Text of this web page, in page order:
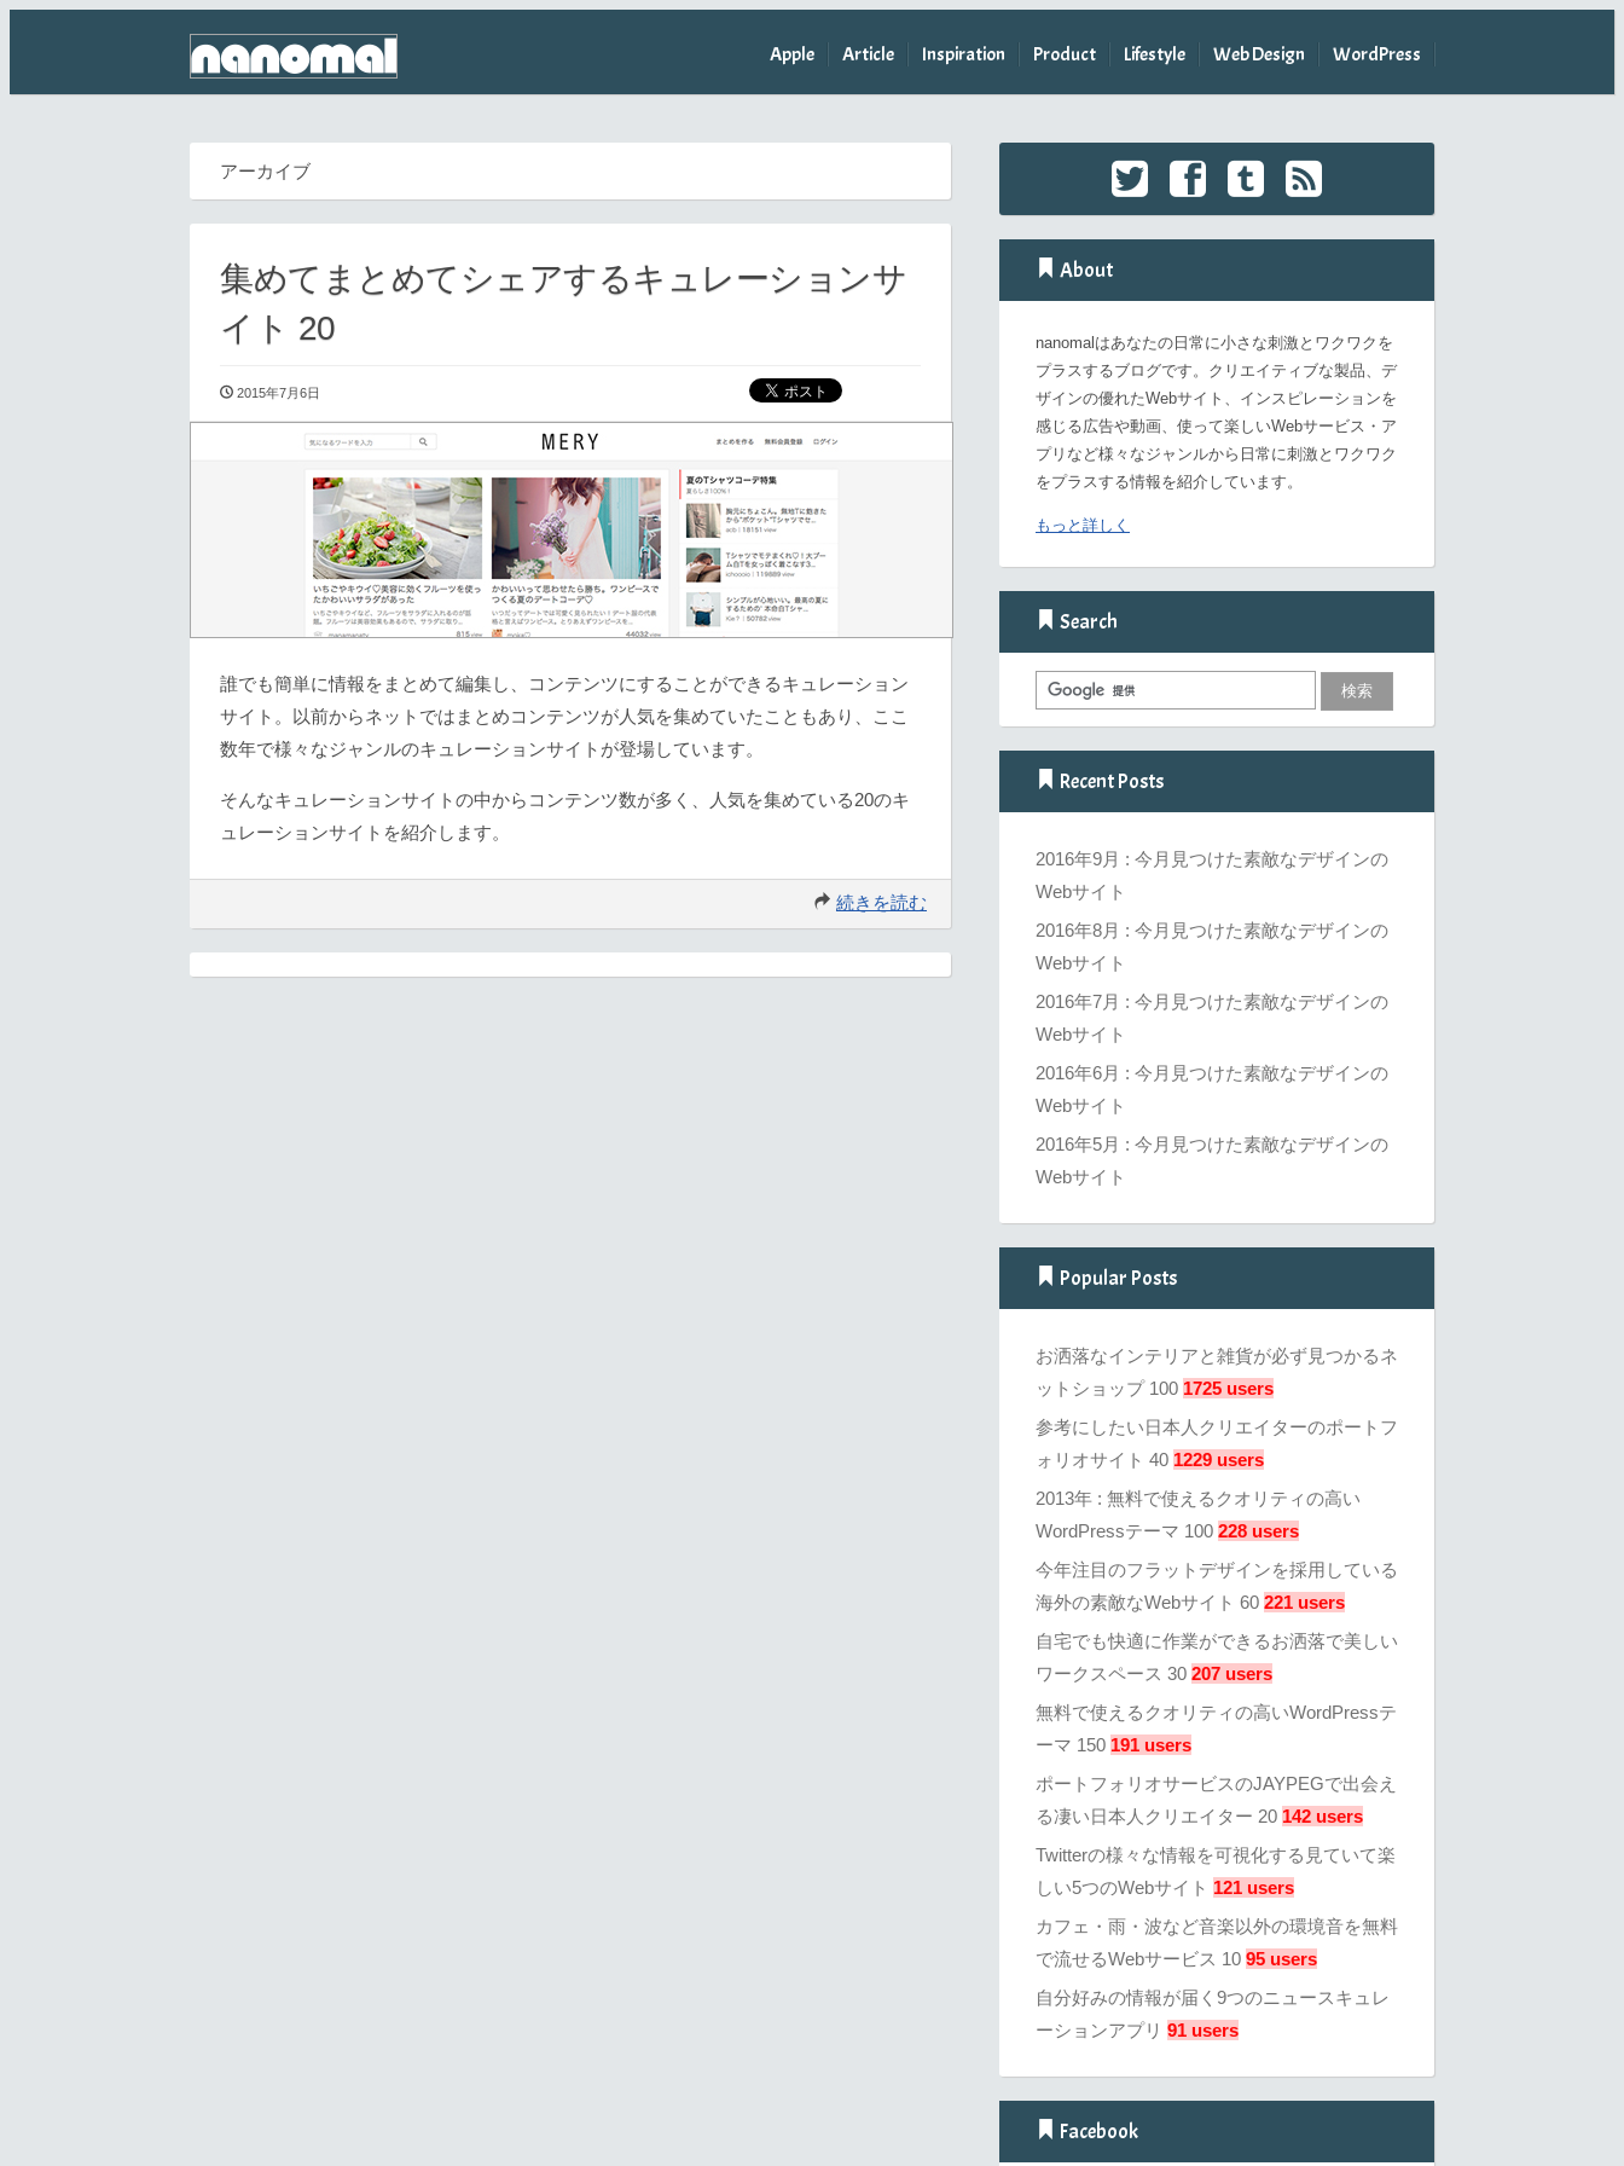
Apple Article Inspiration Product Lifestyle Web Design WordPress
アーカイブ
集めてまとめてシェアするキュレーションサ
イト 20
2015年7月6日
誰でも簡単に情報をまとめて編集し、コンテンツにすることができるキュレーション
サイト。以前からネットではまとめコンテンツが人気を集めていたこともあり、ここ
数年で様々なジャンルのキュレーションサイトが登場しています。
そんなキュレーションサイトの中からコンテンツ数が多く、人気を集めている20のキ
ュレーションサイトを紹介します。
続きを読む
About
nanomalはあなたの日常に小さな刺激とワクワクを
プラスするブログです。クリエイティブな製品、デ
ザインの優れたWebサイト、インスピレーションを
感じる広告や動画、使って楽しいWebサービス・ア
プリなど様々なジャンルから日常に刺激とワクワク
をプラスする情報を紹介しています。
もっと詳しく
Search
Recent Posts
2016年9月 : 今月見つけた素敵なデザインの
Webサイト
2016年8月 : 今月見つけた素敵なデザインの
Webサイト
2016年7月 : 今月見つけた素敵なデザインの
Webサイト
2016年6月 : 今月見つけた素敵なデザインの
Webサイト
2016年5月 : 今月見つけた素敵なデザインの
Webサイト
Popular Posts
お洒落なインテリアと雑貨が必ず見つかるネ
ットショップ 100 1725 users
参考にしたい日本人クリエイターのポートフ
ォリオサイト 40 1229 users
2013年 : 無料で使えるクオリティの高い
WordPressテーマ 100 228 users
今年注目のフラットデザインを採用している
海外の素敵なWebサイト 60 221 users
自宅でも快適に作業ができるお洒落で美しい
ワークスペース 30 207 users
無料で使えるクオリティの高いWordPressテ
ーマ 150 191 users
ポートフォリオサービスのJAYPEGで出会え
る凄い日本人クリエイター 20 142 users
Twitterの様々な情報を可視化する見ていて楽
しい5つのWebサイト 121 users
カフェ・雨・波など音楽以外の環境音を無料
で流せるWebサービス 10 95 users
自分好みの情報が届く9つのニュースキュレ
ーションアプリ 91 users
Facebook